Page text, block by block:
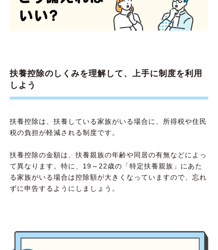
扶養控除のしくみを理解して、上手に制度を利用
しよう
扶養控除は、扶養している家族がいる場合に、所得税や住民
税の負担が軽減される制度です。
扶養控除の金額は、扶養親族の年齢や同居の有無などによっ
て異なります。特に、19～22歳の「特定扶養親族」にあた
る家族がいる場合は控除額が大きくなっていますので、忘れ
ずに申告するようにしましょう。